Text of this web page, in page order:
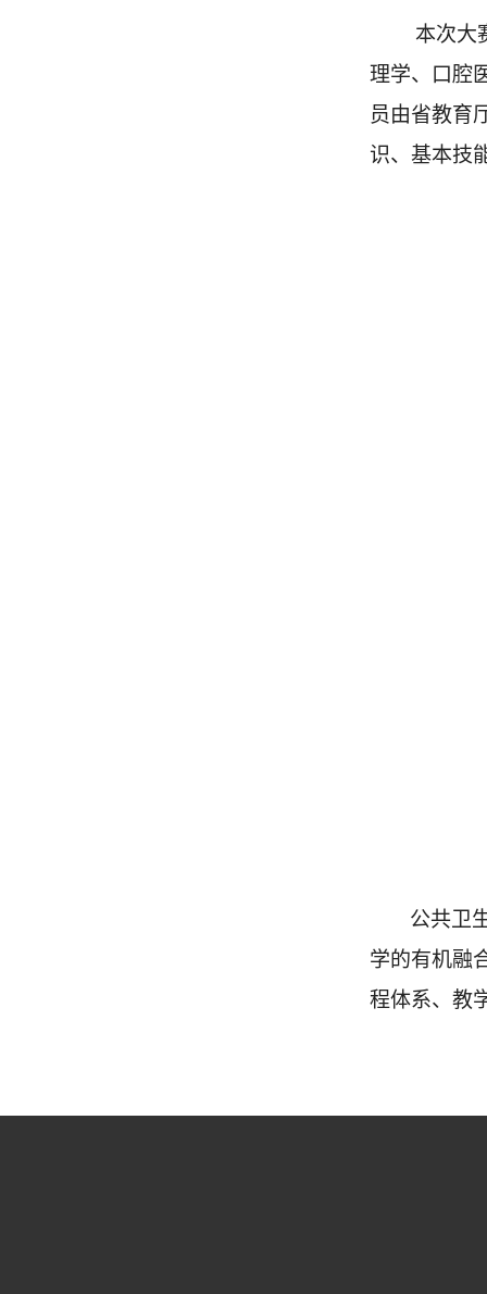
本次大
理学、口腔
员由省教育
识、基本技
公共卫
学的有机融
程体系、教